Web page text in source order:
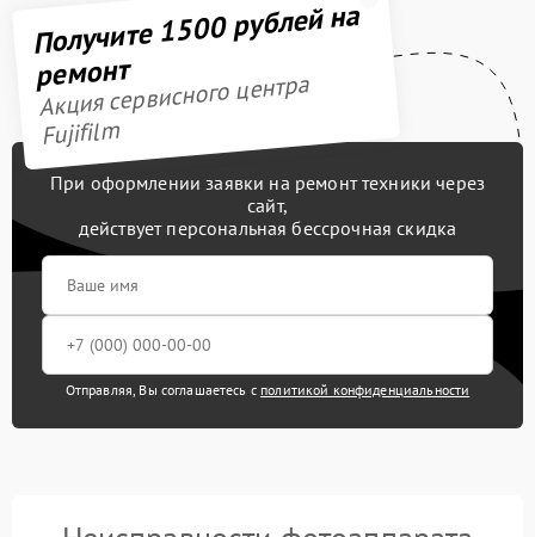
Получите 1500 рублей на
ремонт
Акция сервисного центра
Fujifilm
При оформлении заявки на ремонт техники через
сайт,
действует персональная бессрочная скидка
Отправляя, Вы соглашаетесь с политикой конфиденциальности